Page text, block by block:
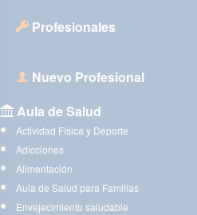
Profesionales
Nuevo Profesional
Aula de Salud
Actividad Física y Deporte
Adicciones
Alimentación
Aula de Salud para Familias
Envejecimiento saludable